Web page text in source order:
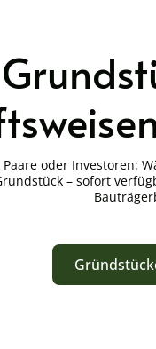
oder Investoren:
– sofort